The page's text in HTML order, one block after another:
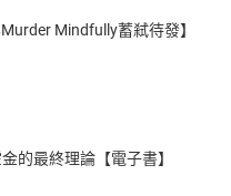
Mindfully蓄弒待發】
的最終理論【電子書】